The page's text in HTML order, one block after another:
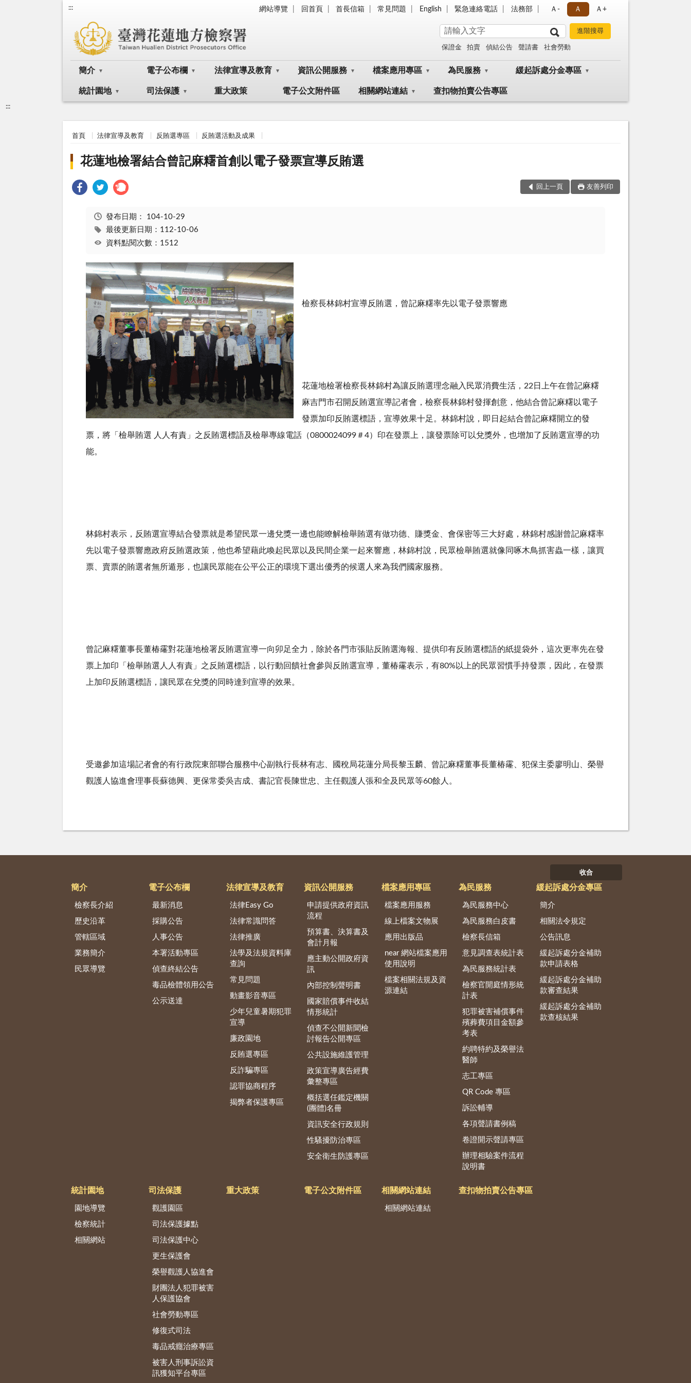
::: 網站導覽 回首頁 首長信箱 常見問題 English 緊急連絡電話 法務部 Ａ- Ａ Ａ+
保證金 拍賣 偵結公告 聲請書 社會勞動
簡介 電子公布欄 法律宣導及教育 資訊公開服務 檔案應用專區 為民服務 緩起訴處分金專區
統計園地 司法保護 重大政策 電子公文附件區 相關網站連結 查扣物拍賣公告專區
:::
首頁 法律宣導及教育 反賄選專區 反賄選活動及成果
花蓮地檢署結合曾記麻糬首創以電子發票宣導反賄選
回上一頁 友善列印
發布日期： 104-10-29
最後更新日期：112-10-06
資料點閱次數：1512
檢察長林錦村宣導反賄選，曾記麻糬率先以電子發票響應
花蓮地檢署檢察長林錦村為讓反賄選理念融入民眾消費生活，22日上午在曾記麻糬
麻吉門市召開反賄選宣導記者會，檢察長林錦村發揮創意，他結合曾記麻糬以電子
發票加印反賄選標語，宣導效果十足。林錦村說，即日起結合曾記麻糬開立的發
票，將「檢舉賄選 人人有責」之反賄選標語及檢舉專線電話（0800024099＃4）印在發票上，讓發票除可以兌獎外，也增加了反賄選宣導的功
能。
林錦村表示，反賄選宣導結合發票就是希望民眾一邊兌獎一邊也能瞭解檢舉賄選有做功德、賺獎金、會保密等三大好處，林錦村感謝曾記麻糬率
先以電子發票響應政府反賄選政策，他也希望藉此喚起民眾以及民間企業一起來響應，林錦村說，民眾檢舉賄選就像同啄木鳥抓害蟲一樣，讓買
票、賣票的賄選者無所遁形，也讓民眾能在公平公正的環境下選出優秀的候選人來為我們國家服務。
曾記麻糬董事長董椿霳對花蓮地檢署反賄選宣導一向卯足全力，除於各門市張貼反賄選海報、提供印有反賄選標語的紙提袋外，這次更率先在發
票上加印「檢舉賄選人人有責」之反賄選標語，以行動回饋社會參與反賄選宣導，董椿霳表示，有80%以上的民眾習慣手持發票，因此，在發票
上加印反賄選標語，讓民眾在兌獎的同時達到宣導的效果。
受邀參加這場記者會的有行政院東部聯合服務中心副執行長林有志、國稅局花蓮分局長黎玉麟、曾記麻糬董事長董椿霳、犯保主委廖明山、榮譽
觀護人協進會理事長蘇德興、更保常委吳吉成、書記官長陳世忠、主任觀護人張和全及民眾等60餘人。
收合
簡介
檢察長介紹
歷史沿革
管轄區域
業務簡介
民眾導覽
電子公布欄
最新消息
採購公告
人事公告
本署活動專區
偵查終結公告
毒品檢體領用公告
公示送達
法律宣導及教育
法律Easy Go
法律常識問答
法律推廣
法學及法規資料庫
查詢
常見問題
動畫影音專區
少年兒童暑期犯罪
宣導
廉政園地
反賄選專區
反詐騙專區
認罪協商程序
揭弊者保護專區
資訊公開服務
申請提供政府資訊
流程
預算書、決算書及
會計月報
應主動公開政府資
訊
內部控制聲明書
國家賠償事件收結
情形統計
偵查不公開新聞檢
討報告公開專區
公共設施維護管理
政策宣導廣告經費
彙整專區
概括選任鑑定機關
(團體)名冊
資訊安全行政規則
性騷擾防治專區
安全衛生防護專區
檔案應用專區
檔案應用服務
線上檔案文物展
應用出版品
near 網站檔案應用
使用說明
檔案相關法規及資
源連結
為民服務
為民服務中心
為民服務白皮書
檢察長信箱
意見調查表統計表
為民服務統計表
檢察官開庭情形統
計表
犯罪被害補償事件
殯葬費項目金額參
考表
約聘特約及榮譽法
醫師
志工專區
QR Code 專區
訴訟輔導
各項聲請書例稿
卷證開示聲請專區
辦理相驗案件流程
說明書
緩起訴處分金專區
簡介
相關法令規定
公告訊息
緩起訴處分金補助
款申請表格
緩起訴處分金補助
款審查結果
緩起訴處分金補助
款查核結果
統計園地
園地導覽
檢察統計
相關網站
司法保護
觀護園區
司法保護據點
司法保護中心
更生保護會
榮譽觀護人協進會
財團法人犯罪被害
人保護協會
社會勞動專區
修復式司法
毒品戒癮治療專區
被害人刑事訴訟資
訊獲知平台專區
重大政策 電子公文附件區 相關網站連結
相關網站連結
查扣物拍賣公告專區